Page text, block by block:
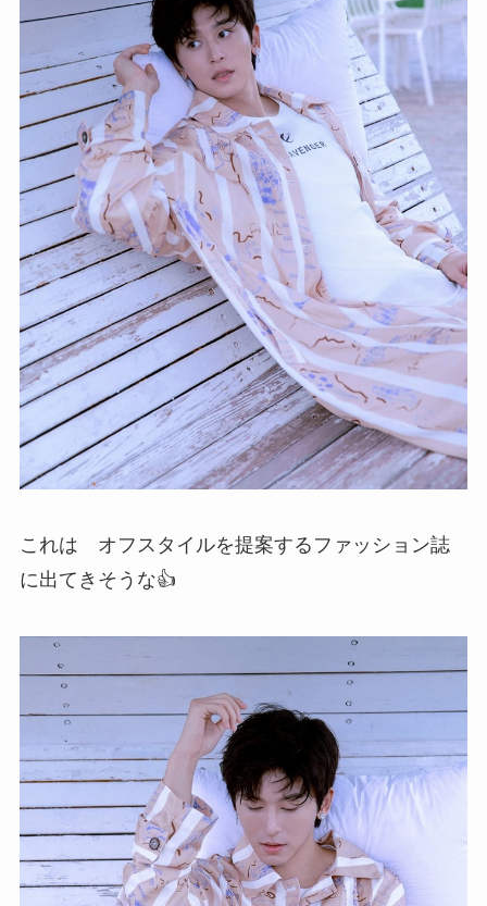
これは オフスタイルを提案するファッション誌
に出てきそうな👍